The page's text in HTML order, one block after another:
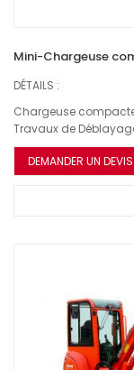
Mini-Chargeuse
DÉTAILS :
Chargeuse
Travaux de
DEMANDER UN DEVIS